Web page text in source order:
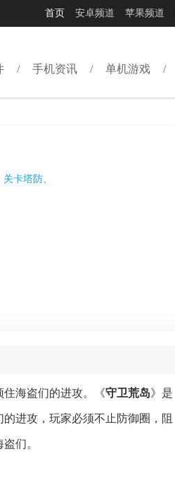
首页 安卓频道 苹果频道
手机资讯 单机游戏
关卡塔防、
海盗们的进攻。《守卫荒岛》是
进攻，玩家必须不止防御圈，阻
们。